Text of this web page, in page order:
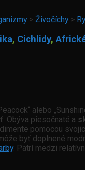
> Živočíchy >
, Cichlidy,
alebo
Obýva piesočnaté a
pomocou
byť doplnené
. Patrí medzi